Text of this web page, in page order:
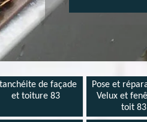
de façade
et toiture 83
Pose et
Velux et
toit 83